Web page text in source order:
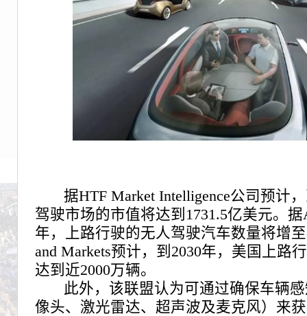
据HTF Market Intelligence公司预计
驾驶市场的市值将达到1731.5亿美元。
年，上路行驶的无人驾驶汽车数量将增至
and Markets预计，到2030年，美国上路
达到近2000万辆。
此外，该联盟认为可通过确保车辆
像头、激光雷达、超声波及麦克风）来